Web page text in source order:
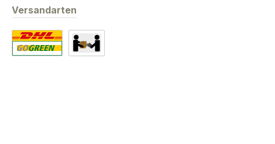
Versandarten